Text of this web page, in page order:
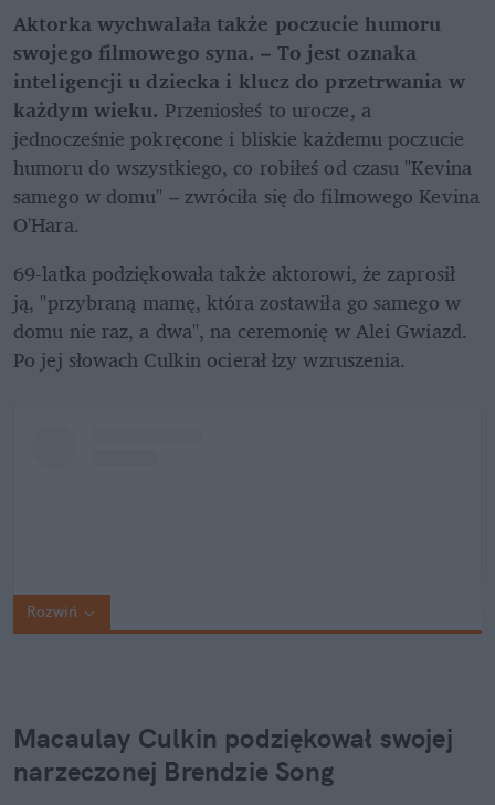
Aktorka wychwalała także poczucie humoru
swojego filmowego syna. – To jest oznaka
inteligencji u dziecka i klucz do przetrwania w
każdym wieku. Przeniosłeś to urocze, a
jednocześnie pokręcone i bliskie każdemu poczucie
humoru do wszystkiego, co robiłeś od czasu "Kevina
samego w domu" – zwróciła się do filmowego Kevina
O'Hara.
69-latka podziękowała także aktorowi, że zaprosił
ją, "przybraną mamę, która zostawiła go samego w
domu nie raz, a dwa", na ceremonię w Alei Gwiazd.
Po jej słowach Culkin ocierał łzy wzruszenia.
Rozwiń
Macaulay Culkin podziękował swojej
narzeczonej Brendzie Song